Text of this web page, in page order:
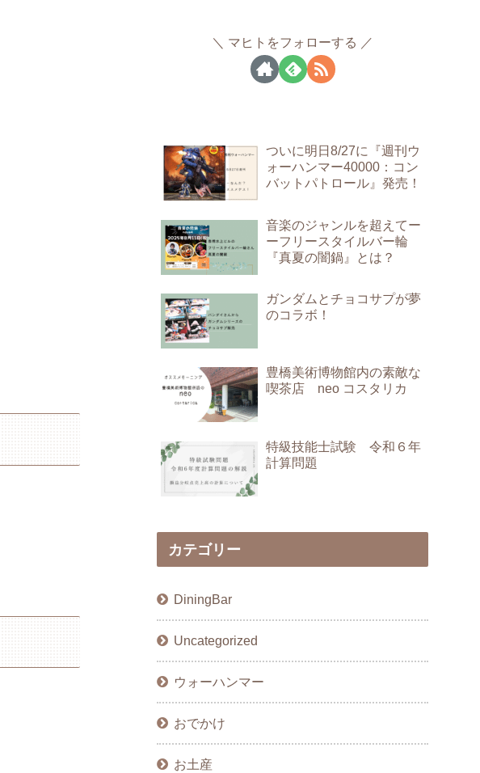
マヒトをフォローする
ついに明日8/27に『週刊ウ
ォーハンマー40000：コン
バットパトロール』発売！
音楽のジャンルを超えてー
ーフリースタイルバー輪
『真夏の闇鍋』とは？
ガンダムとチョコサプが夢
のコラボ！
豊橋美術博物館内の素敵な
喫茶店 neo コスタリカ
特級技能士試験 令和６年
計算問題
カテゴリー
DiningBar
Uncategorized
ウォーハンマー
おでかけ
お土産